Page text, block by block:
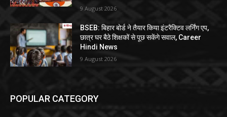
9 August 2026
BSEB: बिहार बोर्ड ने तैयार किया इंटरैक्टिव लर्निंग एप,
छात्र घर बैठे शिक्षकों से पूछ सकेंगे सवाल, Career
Hindi News
9 August 2026
POPULAR CATEGORY